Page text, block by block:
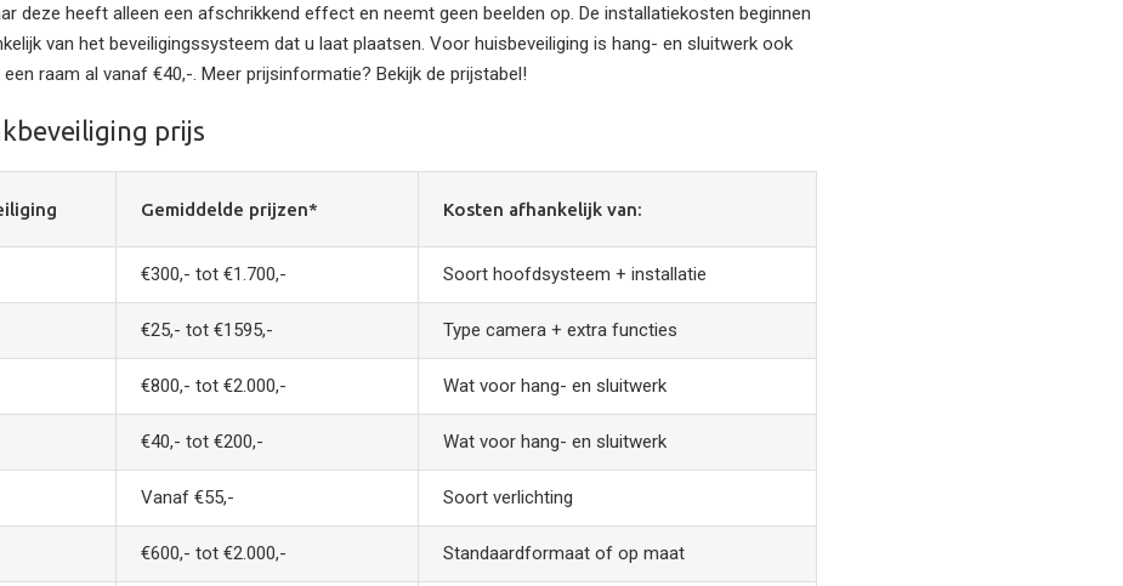
deze heeft alleen een afschrikkend effect en neemt geen beelden op. De installatiekosten beginnen
van het beveiligingssysteem dat u laat plaatsen. Voor huisbeveiliging is hang- en sluitwerk ook
een raam al vanaf €40,-. Meer prijsinformatie? Bekijk de prijstabel!
prijs
Gemiddelde prijzen* Kosten afhankelijk van:
€300,- tot €1.700,- Soort hoofdsysteem + installatie
€25,- tot €1595,- Type camera + extra functies
€800,- tot €2.000,- Wat voor hang- en sluitwerk
€40,- tot €200,- Wat voor hang- en sluitwerk
Vanaf €55,- Soort verlichting
€600,- tot €2.000,- Standaardformaat of op maat